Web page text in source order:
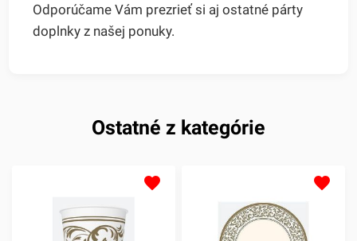
Odporúčame Vám prezrieť si aj ostatné párty
doplnky z našej ponuky.
Ostatné z kategórie